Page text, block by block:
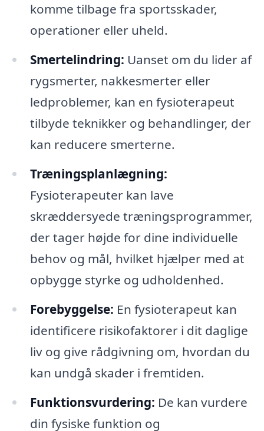
komme tilbage fra sportsskader,
operationer eller uheld.
Smertelindring: Uanset om du lider af
rygsmerter, nakkesmerter eller
ledproblemer, kan en fysioterapeut
tilbyde teknikker og behandlinger, der
kan reducere smerterne.
Træningsplanlægning:
Fysioterapeuter kan lave
skræddersyede træningsprogrammer,
der tager højde for dine individuelle
behov og mål, hvilket hjælper med at
opbygge styrke og udholdenhed.
Forebyggelse: En fysioterapeut kan
identificere risikofaktorer i dit daglige
liv og give rådgivning om, hvordan du
kan undgå skader i fremtiden.
Funktionsvurdering: De kan vurdere
din fysiske funktion og